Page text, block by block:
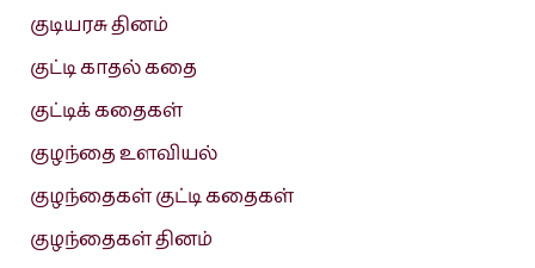
குடியரசு தினம்
குட்டி காதல் கதை
குட்டிக் கதைகள்
குழந்தை உளவியல்
குழந்தைகள் குட்டி கதைகள்
குழந்தைகள் தினம்